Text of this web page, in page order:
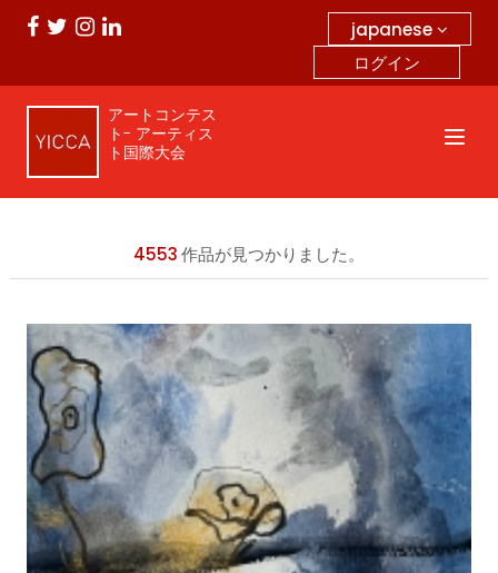
japanese
ログイン
アートコンテス
ト- アーティス
ト国際大会
4553作品が見つかりました。